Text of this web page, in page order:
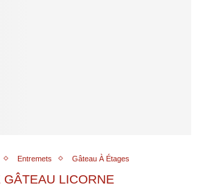
Entremets Gâteau À Étages
GÂTEAU LICORNE